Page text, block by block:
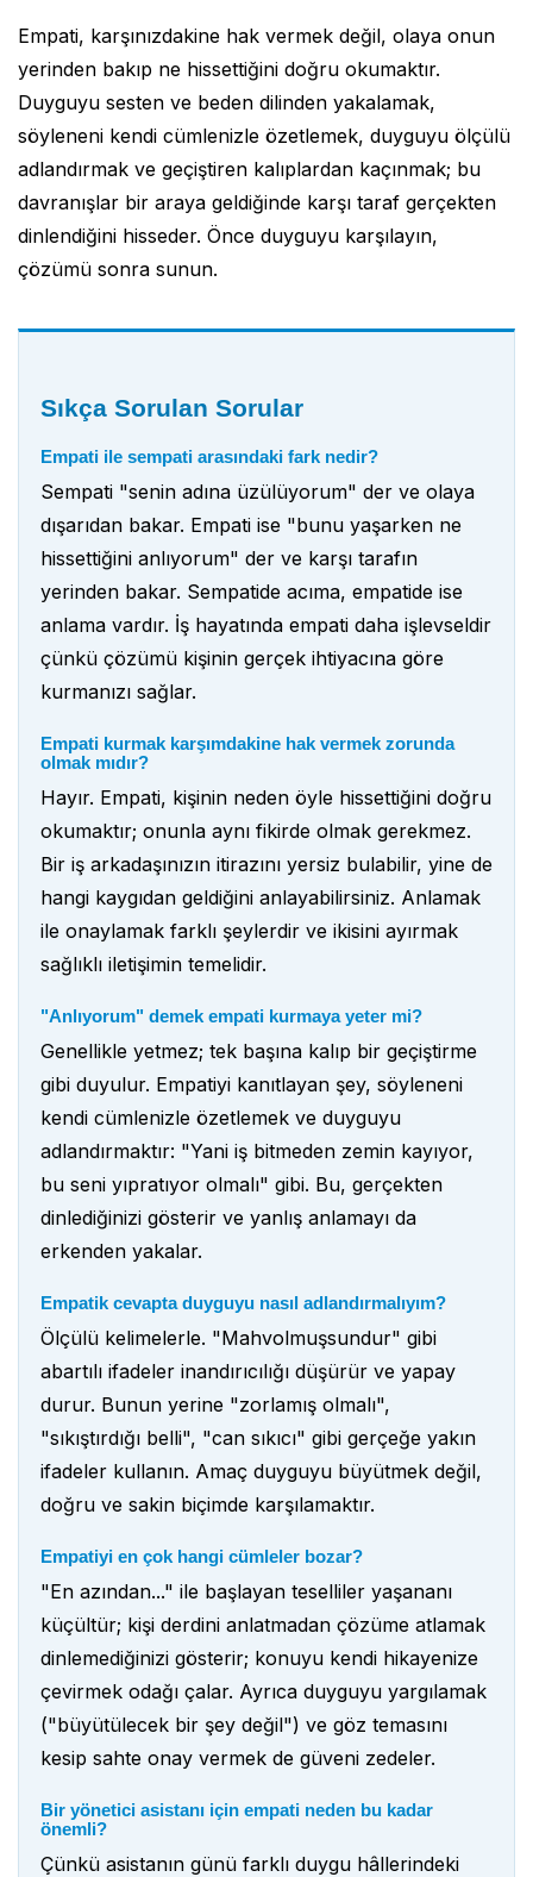
Empati, karşınızdakine hak vermek değil, olaya onun
yerinden bakıp ne hissettiğini doğru okumaktır.
Duyguyu sesten ve beden dilinden yakalamak,
söyleneni kendi cümlenizle özetlemek, duyguyu ölçülü
adlandırmak ve geçiştiren kalıplardan kaçınmak; bu
davranışlar bir araya geldiğinde karşı taraf gerçekten
dinlendiğini hisseder. Önce duyguyu karşılayın,
çözümü sonra sunun.
Sıkça Sorulan Sorular
Empati ile sempati arasındaki fark nedir?
Sempati "senin adına üzülüyorum" der ve olaya
dışarıdan bakar. Empati ise "bunu yaşarken ne
hissettiğini anlıyorum" der ve karşı tarafın
yerinden bakar. Sempatide acıma, empatide ise
anlama vardır. İş hayatında empati daha işlevseldir
çünkü çözümü kişinin gerçek ihtiyacına göre
kurmanızı sağlar.
Empati kurmak karşımdakine hak vermek zorunda
olmak mıdır?
Hayır. Empati, kişinin neden öyle hissettiğini doğru
okumaktır; onunla aynı fikirde olmak gerekmez.
Bir iş arkadaşınızın itirazını yersiz bulabilir, yine de
hangi kaygıdan geldiğini anlayabilirsiniz. Anlamak
ile onaylamak farklı şeylerdir ve ikisini ayırmak
sağlıklı iletişimin temelidir.
"Anlıyorum" demek empati kurmaya yeter mi?
Genellikle yetmez; tek başına kalıp bir geçiştirme
gibi duyulur. Empatiyi kanıtlayan şey, söyleneni
kendi cümlenizle özetlemek ve duyguyu
adlandırmaktır: "Yani iş bitmeden zemin kayıyor,
bu seni yıpratıyor olmalı" gibi. Bu, gerçekten
dinlediğinizi gösterir ve yanlış anlamayı da
erkenden yakalar.
Empatik cevapta duyguyu nasıl adlandırmalıyım?
Ölçülü kelimelerle. "Mahvolmuşsundur" gibi
abartılı ifadeler inandırıcılığı düşürür ve yapay
durur. Bunun yerine "zorlamış olmalı",
"sıkıştırdığı belli", "can sıkıcı" gibi gerçeğe yakın
ifadeler kullanın. Amaç duyguyu büyütmek değil,
doğru ve sakin biçimde karşılamaktır.
Empatiyi en çok hangi cümleler bozar?
"En azından..." ile başlayan teselliler yaşananı
küçültür; kişi derdini anlatmadan çözüme atlamak
dinlemediğinizi gösterir; konuyu kendi hikayenize
çevirmek odağı çalar. Ayrıca duyguyu yargılamak
("büyütülecek bir şey değil") ve göz temasını
kesip sahte onay vermek de güveni zedeler.
Bir yönetici asistanı için empati neden bu kadar
önemli?
Çünkü asistanın günü farklı duygu hâllerindeki